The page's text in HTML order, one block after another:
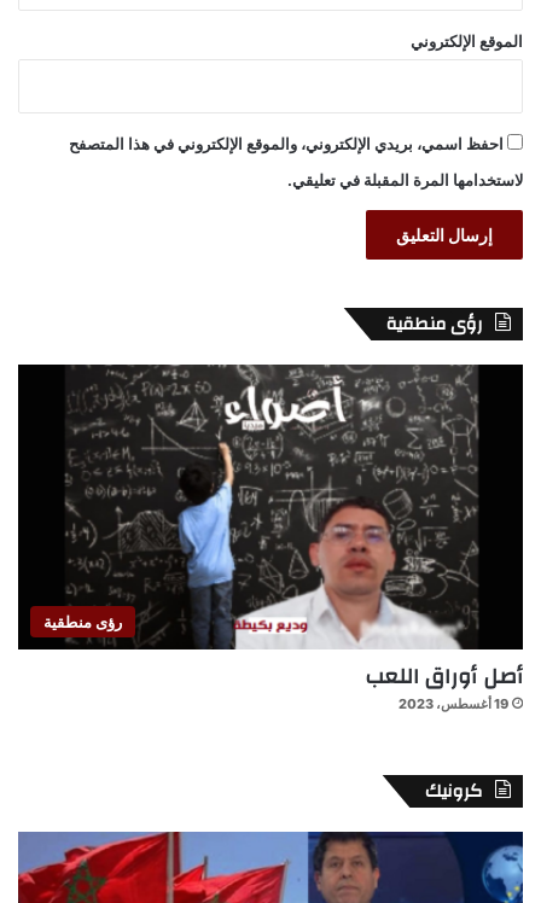
الموقع الإلكتروني
احفظ اسمي، بريدي الإلكتروني، والموقع الإلكتروني في هذا المتصفح
لاستخدامها المرة المقبلة في تعليقي.
رؤى منطقية
رؤى منطقية
أصل أوراق اللعب
19 أغسطس، 2023
كرونيك